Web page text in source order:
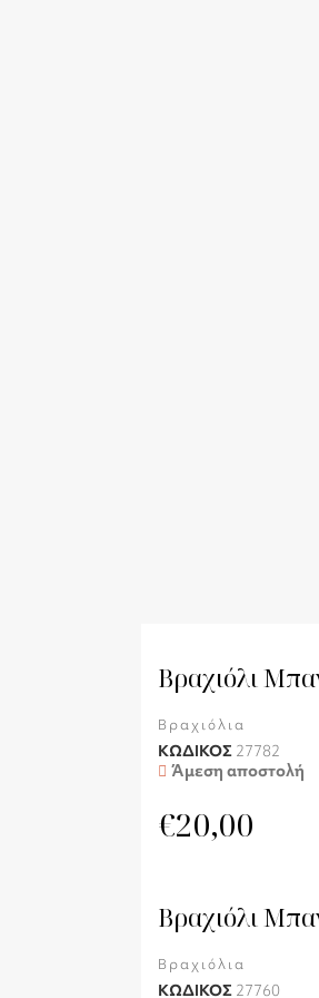
Βραχιόλι
Βραχιόλια
ΚΩΔΙΚΟΣ 27782
Άμεση αποστολή
€20,00
Βραχιόλι
Βραχιόλια
ΚΩΔΙΚΟΣ 27760